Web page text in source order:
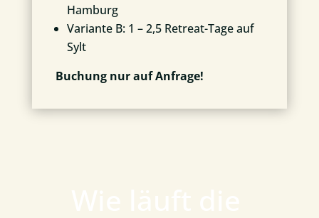
Hamburg
Variante B: 1 – 2,5 Retreat-Tage auf
Sylt
Buchung nur auf Anfrage!